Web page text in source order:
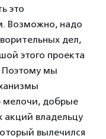
это
Возможно, надо
дел,
этого проекта
Поэтому мы
мелочи, добрые
акций владельцу
вылечился